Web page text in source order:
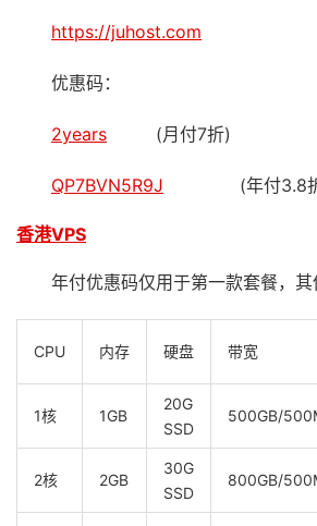
https://juhost.com
优惠码：
2years (月付7折)
QP7BVN5R9J (年付3.8
香港VPS
年付优惠码仅用于第一款套餐，
CPU 内存 硬盘 带宽
1核 1GB
20G
SSD
500GB/
2核 2GB
30G
SSD
800GB/